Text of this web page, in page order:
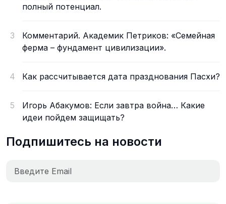
полный потенциал.
3
Комментарий. Академик Петриков: «Семейная
ферма – фундамент цивилизации».
4 Как рассчитывается дата празднования Пасхи?
5
Игорь Абакумов: Если завтра война… Какие
идеи пойдем защищать?
Подпишитесь на новости